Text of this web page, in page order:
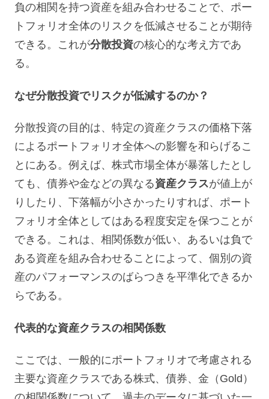
負の相関を持つ資産を組み合わせることで、ポー
トフォリオ全体のリスクを低減させることが期待
できる。これが分散投資の核心的な考え方であ
る。
なぜ分散投資でリスクが低減するのか？
分散投資の目的は、特定の資産クラスの価格下落
によるポートフォリオ全体への影響を和らげるこ
とにある。例えば、株式市場全体が暴落したとし
ても、債券や金などの異なる資産クラスが値上が
りしたり、下落幅が小さかったりすれば、ポート
フォリオ全体としてはある程度安定を保つことが
できる。これは、相関係数が低い、あるいは負で
ある資産を組み合わせることによって、個別の資
産のパフォーマンスのばらつきを平準化できるか
らである。
代表的な資産クラスの相関係数
ここでは、一般的にポートフォリオで考慮される
主要な資産クラスである株式、債券、金（Gold）